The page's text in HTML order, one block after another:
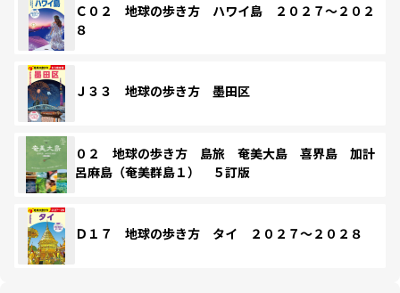
Ｃ０２ 地球の歩き方 ハワイ島 ２０２７～２０２
８
Ｊ３３ 地球の歩き方 墨田区
０２ 地球の歩き方 島旅 奄美大島 喜界島 加計
呂麻島（奄美群島１） ５訂版
Ｄ１７ 地球の歩き方 タイ ２０２７～２０２８